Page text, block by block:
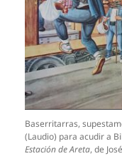
Baserritarras,
(Laudio) para acudir a
Estación de Areta, de